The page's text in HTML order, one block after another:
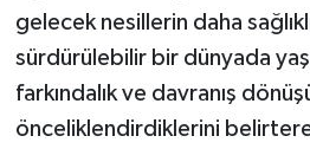
gelecek nesillerin daha
sürdürülebilir bir dünyada
farkındalık ve davranış
önceliklendirdiklerini